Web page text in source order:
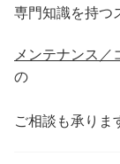
専門知識を持つ
メンテナンス／
の
ご相談も承りま